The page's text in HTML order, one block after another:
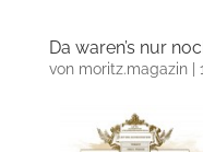
Da waren’s nur
von moritz.magazin|